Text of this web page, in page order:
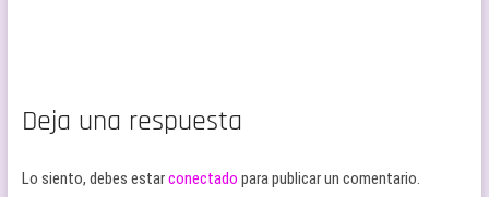
Deja una respuesta
Lo siento, debes estarconectado para publicar un comentario.